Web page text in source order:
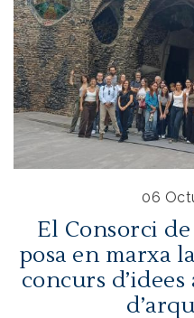
06
El Consorci
posa en marxa
concurs